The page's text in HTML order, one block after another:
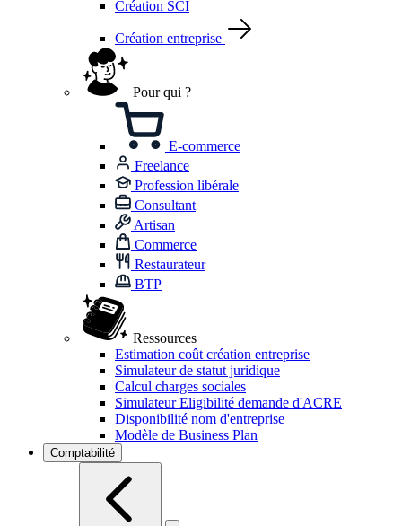
Création SCI
Création entreprise
Pour qui ?
E-commerce
Freelance
Profession libérale
Consultant
Artisan
Commerce
Restaurateur
BTP
Ressources
Estimation coût création entreprise
Simulateur de statut juridique
Calcul charges sociales
Simulateur Eligibilité demande d'ACRE
Disponibilité nom d'entreprise
Modèle de Business Plan
Comptabilité